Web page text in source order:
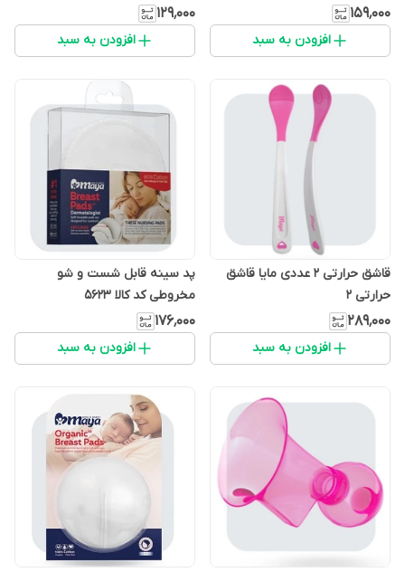
۱۵۹٬۰۰۰
افزودن به سبد
مناسب
۱۲۹٬۰۰۰
افزودن به سبد
قاشق حرارتی ۲ عددی مایا قاشق
حرارتی ٢
۲۸۹٬۰۰۰
افزودن به سبد
پد سینه قابل شست و شو
مخروطی کد کالا 5623
۱۷۶٬۰۰۰
افزودن به سبد